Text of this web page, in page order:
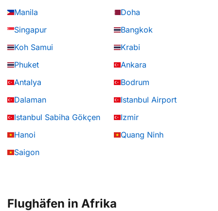
Manila
Doha
Singapur
Bangkok
Koh Samui
Krabi
Phuket
Ankara
Antalya
Bodrum
Dalaman
Istanbul Airport
Istanbul Sabiha Gökçen
Izmir
Hanoi
Quang Ninh
Saigon
Flughäfen in Afrika